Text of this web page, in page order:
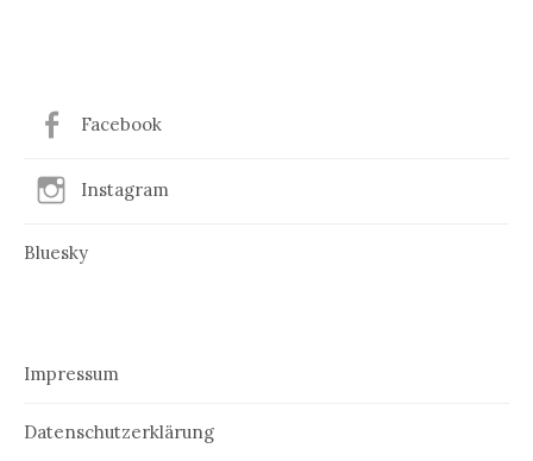
Facebook
Instagram
Bluesky
Impressum
Datenschutzerklärung